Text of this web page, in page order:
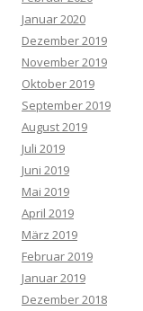
Januar 2020
Dezember 2019
November 2019
Oktober 2019
September 2019
August 2019
Juli 2019
Juni 2019
Mai 2019
April 2019
März 2019
Februar 2019
Januar 2019
Dezember 2018